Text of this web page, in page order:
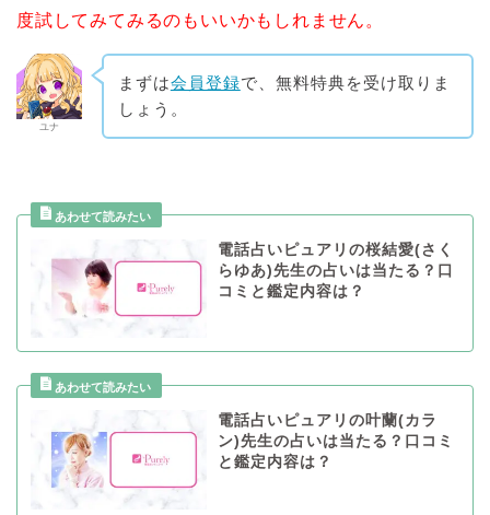
度試してみてみるのもいいかもしれません。
ユナ
まずは会員登録で、無料特典を受け取りま
しょう。
電話占いピュアリの桜結愛(さく
らゆあ)先生の占いは当たる？口
コミと鑑定内容は？
電話占いピュアリの叶蘭(カラ
ン)先生の占いは当たる？口コミ
と鑑定内容は？